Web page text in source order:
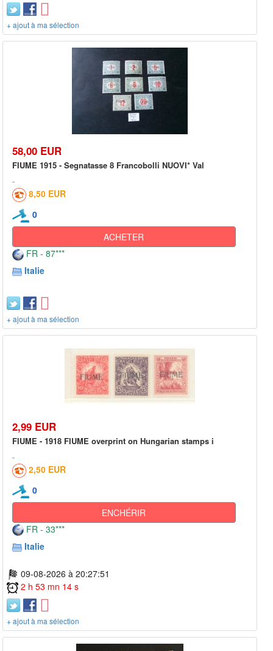
+ ajout à ma sélection
58,00 EUR
FIUME 1915 - Segnatasse 8 Francobolli NUOVI* Val
8,50 EUR
0
ACHETER
FR - 87***
Italie
+ ajout à ma sélection
2,99 EUR
FIUME - 1918 FIUME overprint on Hungarian stamps i
2,50 EUR
0
ENCHÉRIR
FR - 33***
Italie
09-08-2026 à 20:27:51
2 h 53 mn 14 s
+ ajout à ma sélection